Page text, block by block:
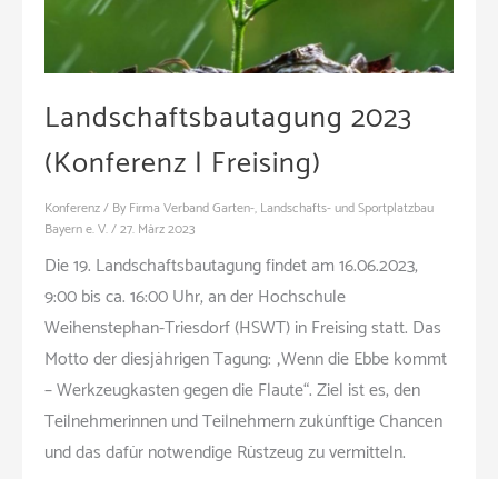
Landschaftsbautagung 2023
(Konferenz | Freising)
Konferenz/ By Firma Verband Garten-, Landschafts- und Sportplatzbau
Bayern e. V./27. März 2023
Die 19. Landschaftsbautagung findet am 16.06.2023,
9:00 bis ca. 16:00 Uhr, an der Hochschule
Weihenstephan-Triesdorf (HSWT) in Freising statt. Das
Motto der diesjährigen Tagung: „Wenn die Ebbe kommt
– Werkzeugkasten gegen die Flaute“. Ziel ist es, den
Teilnehmerinnen und Teilnehmern zukünftige Chancen
und das dafür notwendige Rüstzeug zu vermitteln.